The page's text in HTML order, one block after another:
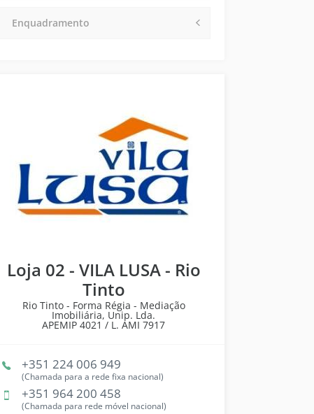
Enquadramento
Loja 02 - VILA LUSA - Rio
Tinto
Rio Tinto - Forma Régia - Mediação
Imobiliária, Unip. Lda.
APEMIP 4021 / L. AMI 7917
+351 224 006 949
(Chamada para a rede fixa nacional)
+351 964 200 458
(Chamada para rede móvel nacional)